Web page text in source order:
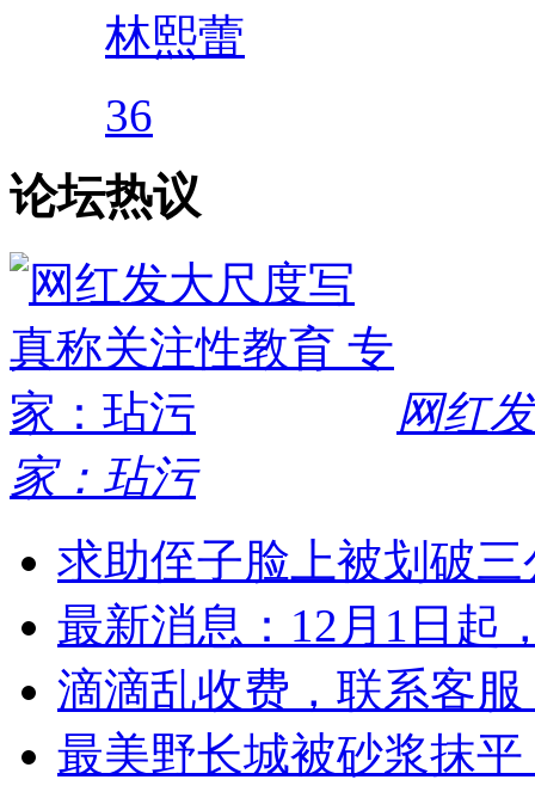
林熙蕾
36
论坛热议
网红
家：玷污
求助侄子脸上被划破
最新消息：12月1日起
滴滴乱收费，联系客
最美野长城被砂浆抹